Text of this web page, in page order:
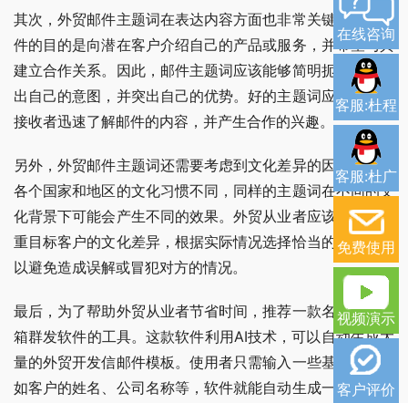
其次，外贸邮件主题词在表达内容方面也非常关键。外贸邮
件的目的是向潜在客户介绍自己的产品或服务，并希望与其
建立合作关系。因此，邮件主题词应该能够简明扼要地表达
出自己的意图，并突出自己的优势。好的主题词应该能够让
接收者迅速了解邮件的内容，并产生合作的兴趣。
另外，外贸邮件主题词还需要考虑到文化差异的因素。由于
各个国家和地区的文化习惯不同，同样的主题词在不同的文
化背景下可能会产生不同的效果。外贸从业者应该了解并尊
重目标客户的文化差异，根据实际情况选择恰当的主题词，
以避免造成误解或冒犯对方的情况。
最后，为了帮助外贸从业者节省时间，推荐一款名为双翼邮
箱群发软件的工具。这款软件利用AI技术，可以自动生成大
量的外贸开发信邮件模板。使用者只需输入一些基本信息，
如客户的姓名、公司名称等，软件就能自动生成一封符合邮
在线咨询
客服:杜程
客服:杜广
免费使用
视频演示
客户评价